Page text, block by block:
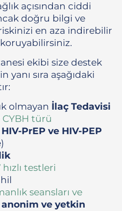
açısından ciddi
doğru bilgi ve
en aza indirebilir
koruyabilirsiniz.
ekibi size destek
yanı sıra aşağıdaki
olmayan İlaç Tedavisi
türü
HIV-PrEP ve HIV-PEP
hızlı testleri
seansları ve
anonim ve yetkin